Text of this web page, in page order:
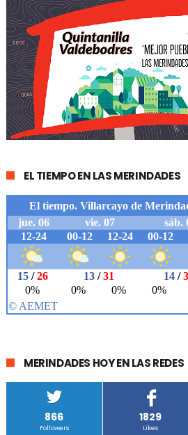
EL TIEMPO EN LAS MERINDADES
MERINDADES HOY EN LAS REDES
866
Followers
1829
Likes